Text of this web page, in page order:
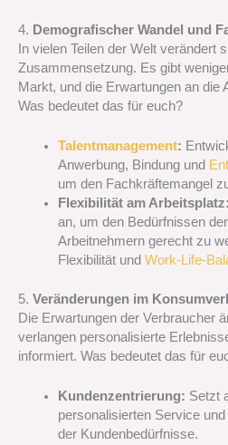
4. Demografischer Wandel und
In vielen Teilen der Welt verändert
Zusammensetzung. Es gibt
Markt, und die Erwartungen an die
Was bedeutet das für euch?
Talentmanagement:
Anwerbung, Bindung und
um den Fachkräftemangel
Flexibilität am Arbeitsplatz:
an, um den Bedürfnissen
Arbeitnehmern gerecht zu
Flexibilität und Work-Life-
5. Veränderungen im
Die Erwartungen der Verbraucher
verlangen personalisierte
informiert. Was bedeutet das für
Kundenzentrierung: Setzt
personalisierten Service
der Kundenbedürfnisse.